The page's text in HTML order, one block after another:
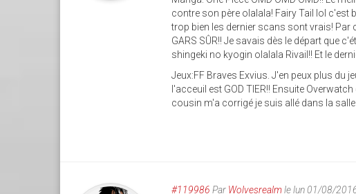
contre son père olalala! Fairy Tail lol c'est
trop bien les dernier scans sont vrais! Par
GARS SÛR!! Je savais dès le départ que
shingeki no kyogin olalala Rivail!! Et le
Jeux:FF Braves Exvius. J'en peux plus du
l'acceuil est GOD TIER!! Ensuite
cousin m'a corrigé je suis allé dans la
#119986 Par Wolvesrealmle lun 01/08/